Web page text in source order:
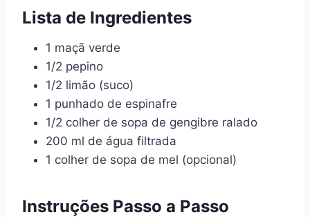
Lista de Ingredientes
1 maçã verde
1/2 pepino
1/2 limão (suco)
1 punhado de espinafre
1/2 colher de sopa de gengibre ralado
200 ml de água filtrada
1 colher de sopa de mel (opcional)
Instruções Passo a Passo